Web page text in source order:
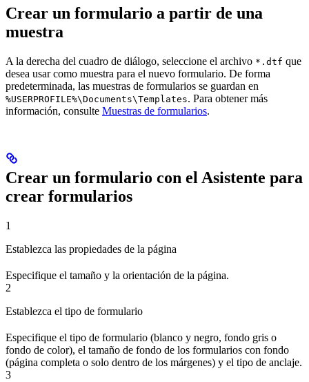
Crear un formulario a partir de una
muestra
A la derecha del cuadro de diálogo, seleccione el archivo *.dtf que
desea usar como muestra para el nuevo formulario. De forma
predeterminada, las muestras de formularios se guardan en
%USERPROFILE%\Documents\Templates. Para obtener más
información, consulte Muestras de formularios.
Crear un formulario con el Asistente para
crear formularios
1
Establezca las propiedades de la página
Especifique el tamaño y la orientación de la página.
2
Establezca el tipo de formulario
Especifique el tipo de formulario (blanco y negro, fondo gris o
fondo de color), el tamaño de fondo de los formularios con fondo
(página completa o solo dentro de los márgenes) y el tipo de anclaje.
3